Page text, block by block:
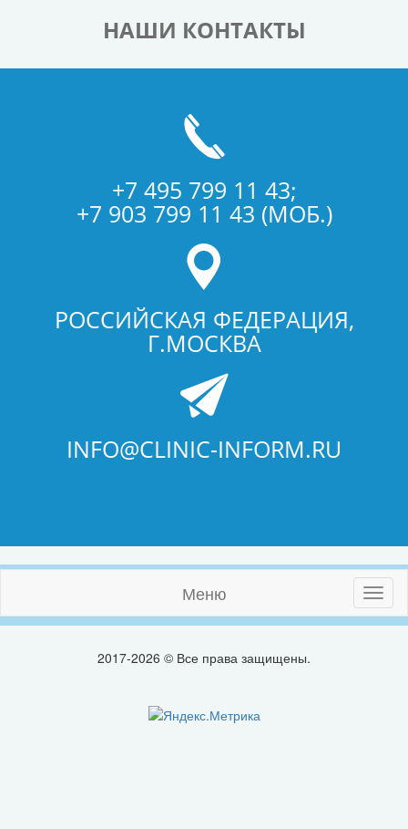
НАШИ КОНТАКТЫ
+7 495 799 11 43;
+7 903 799 11 43 (МОБ.)
РОССИЙСКАЯ ФЕДЕРАЦИЯ,
Г.МОСКВА
INFO@CLINIC-INFORM.RU
Меню
2017-2026 © Все права защищены.